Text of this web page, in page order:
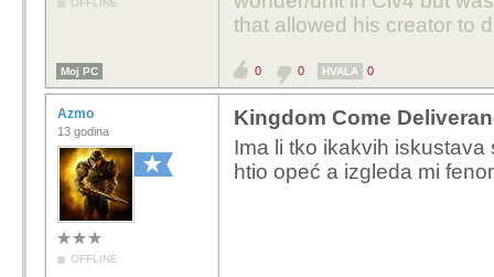
OFFLINE
that allowed his creator to
Moj PC 0 0 HVALA 0
Azmo
13 godina
OFFLINE
Kingdom Come
Ima li tko ikakvih
htio opeć a izgleda mi